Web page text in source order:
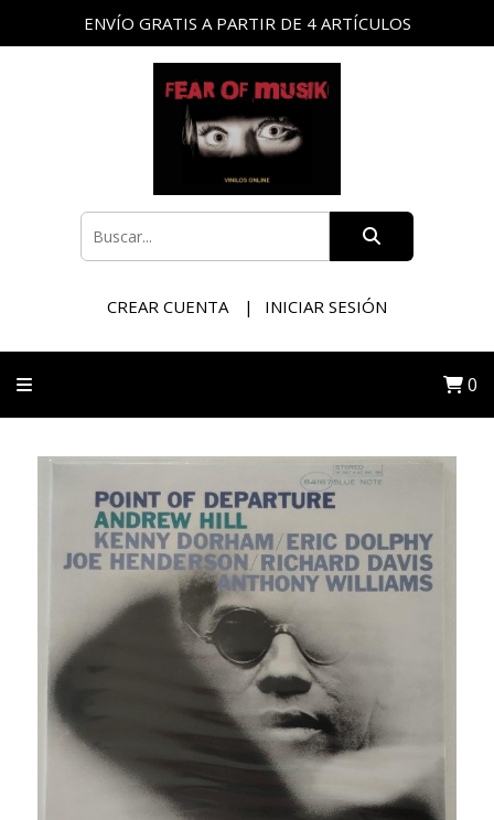
ENVÍO GRATIS A PARTIR DE 4 ARTÍCULOS
CREAR CUENTA INICIAR SESIÓN
0